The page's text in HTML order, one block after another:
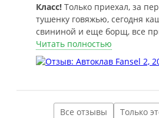
Класс! Только приехал, за
тушенку говяжью, сегодня кашу гречневую со
свининой и еще борщ, все
походе и в дороге
Читать полностью
Все отзывы Только